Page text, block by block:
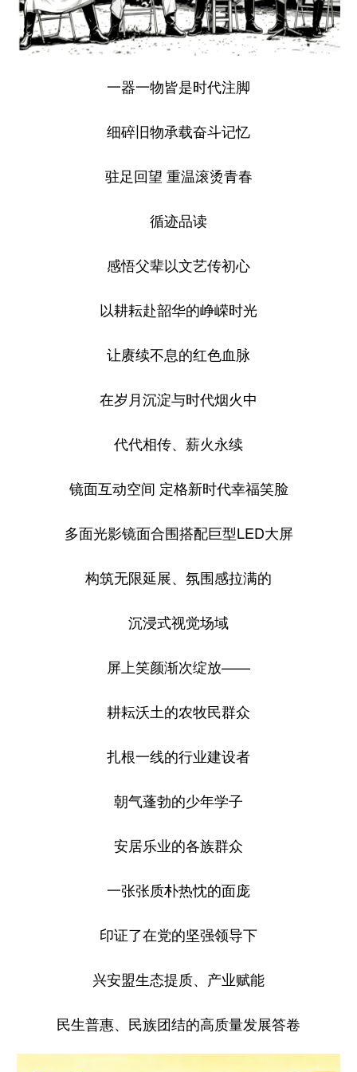
一器一物皆是时代注脚
细碎旧物承载奋斗记忆
驻足回望 重温滚烫青春
循迹品读
感悟父辈以文艺传初心
以耕耘赴韶华的峥嵘时光
让赓续不息的红色血脉
在岁月沉淀与时代烟火中
代代相传、薪火永续
镜面互动空间 定格新时代幸福笑脸
多面光影镜面合围搭配巨型LED大屏
构筑无限延展、氛围感拉满的
沉浸式视觉场域
屏上笑颜渐次绽放——
耕耘沃土的农牧民群众
扎根一线的行业建设者
朝气蓬勃的少年学子
安居乐业的各族群众
一张张质朴热忱的面庞
印证了在党的坚强领导下
兴安盟生态提质、产业赋能
民生普惠、民族团结的高质量发展答卷